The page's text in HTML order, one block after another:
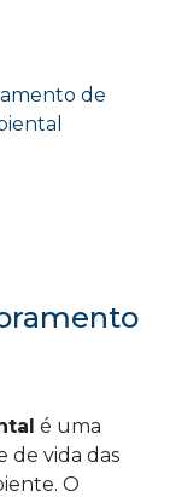
é uma
de vida das
O